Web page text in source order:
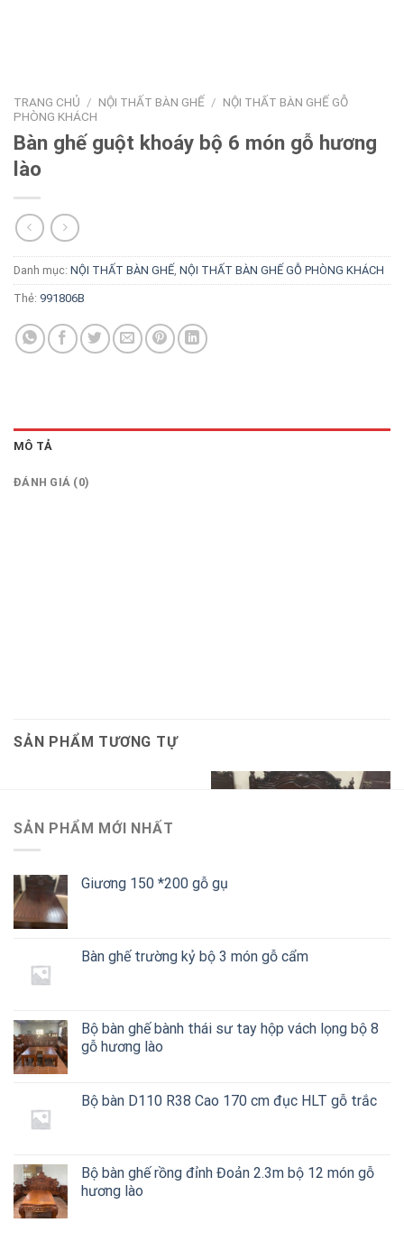
TRANG CHỦ / NỘI THẤT BÀN GHẾ / NỘI THẤT BÀN GHẾ GỖ
PHÒNG KHÁCH
Bàn ghế guột khoáy bộ 6 món gỗ hương
lào
Danh mục: NỘI THẤT BÀN GHẾ, NỘI THẤT BÀN GHẾ GỖ PHÒNG KHÁCH
Thẻ: 991806B
MÔ TẢ
ĐÁNH GIÁ (0)
SẢN PHẨM TƯƠNG TỰ
NỘI THẤT BÀN GHẾ
Bàn ghế sofa đùi gà bộ 5 thứ gỗ
NỘI THẤT BÀN GHẾ
SẢN PHẨM MỚI NHẤT
Giương 150 *200 gỗ gụ
Bàn ghế trường kỷ bộ 3 món gỗ cẩm
Bộ bàn ghế bành thái sư tay hộp vách lọng bộ 8
gỗ hương lào
Bộ bàn D110 R38 Cao 170 cm đục HLT gỗ trắc
Bộ bàn ghế rồng đỉnh Đoản 2.3m bộ 12 món gỗ
hương lào